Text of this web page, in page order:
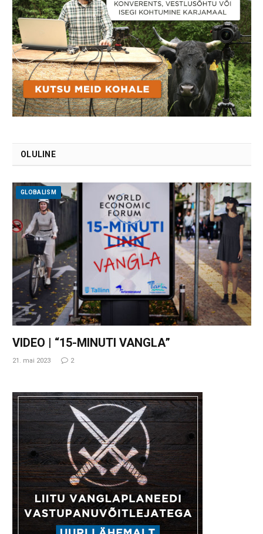
OLULINE
GLOBALISM
VIDEO | “15-MINUTI VANGLA”
21. mai 2023 2